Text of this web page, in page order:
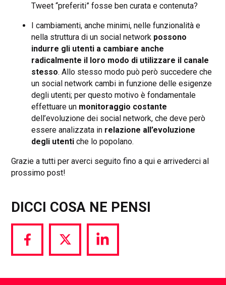
Tweet “preferiti” fosse ben curata e contenuta?
I cambiamenti, anche minimi, nelle funzionalità e
nella struttura di un social network possono
indurre gli utenti a cambiare anche
radicalmente il loro modo di utilizzare il canale
stesso. Allo stesso modo può però succedere che
un social network cambi in funzione delle esigenze
degli utenti; per questo motivo è fondamentale
effettuare un monitoraggio costante
dell’evoluzione dei social network, che deve però
essere analizzata in relazione all’evoluzione
degli utenti che lo popolano.
Grazie a tutti per averci seguito fino a qui e arrivederci al
prossimo post!
DICCI COSA NE PENSI
Share
via
Share
via
Share
via